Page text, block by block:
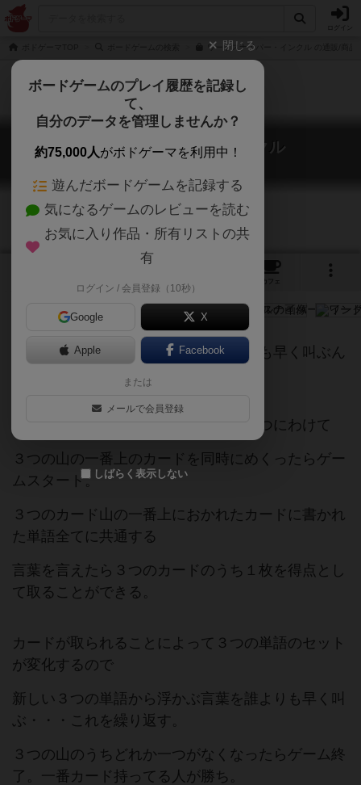
ワードスナイパー・インクル の通販/商品
ワードスナイパー・インクル
Word Sniper INCLU
カフェ
三つのワードに共通する単語を誰よりも早く叫ぶん
だ！と言う連想ゲーム。
裏表に単語が書かれたカードの山を３つにわけて
３つの山の一番上のカードを同時にめくったらゲー
ムスタート。
３つのカード山の一番上におかれたカードに書かれ
た単語全てに共通する
言葉を言えたら３つのカードのうち１枚を得点とし
て取ることができる。
カードが取られることによって３つの単語のセット
が変化するので
新しい３つの単語から浮かぶ言葉を誰よりも早く叫
ぶ・・・これを繰り返す。
３つの山のうちどれか一つがなくなったらゲーム終
了。一番カード持ってる人が勝ち。
閉じる
ボードゲームのプレイ履歴を記録し
て、
自分のデータを管理しませんか？
約75,000人がボドゲーマを利用中！
遊んだボードゲームを記録する
気になるゲームのレビューを読む
お気に入り作品・所有リストの共
有
ログイン / 会員登録（10秒）
Google X
Apple Facebook
または
メールで会員登録
しばらく表示しない